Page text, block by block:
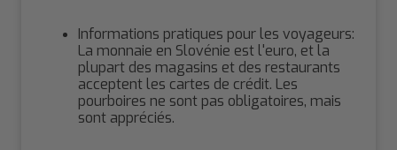
Informations pratiques pour les voyageurs:
La monnaie en Slovénie est l'euro, et la
plupart des magasins et des restaurants
acceptent les cartes de crédit. Les
pourboires ne sont pas obligatoires, mais
sont appréciés.